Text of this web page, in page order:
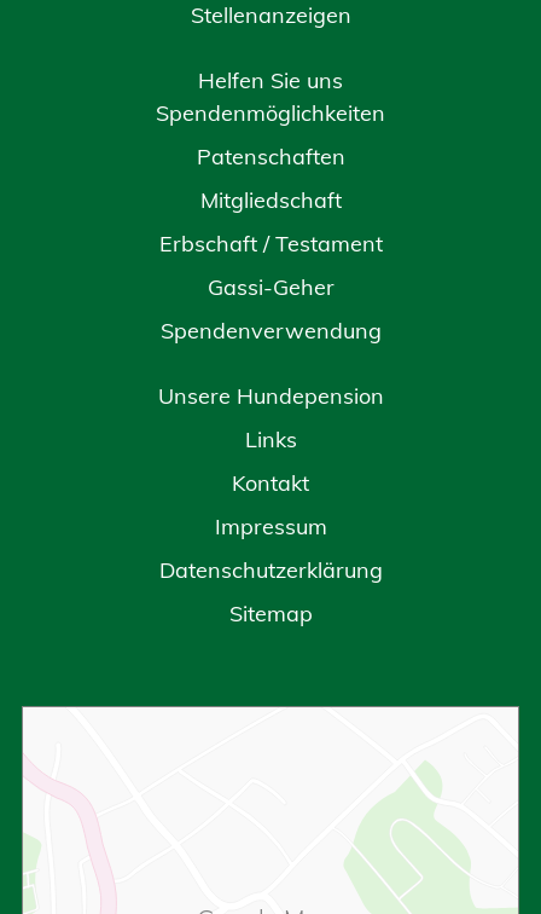
Stellenanzeigen
Helfen Sie uns
Spendenmöglichkeiten
Patenschaften
Mitgliedschaft
Erbschaft / Testament
Gassi-Geher
Spendenverwendung
Unsere Hundepension
Links
Kontakt
Impressum
Datenschutzerklärung
Sitemap